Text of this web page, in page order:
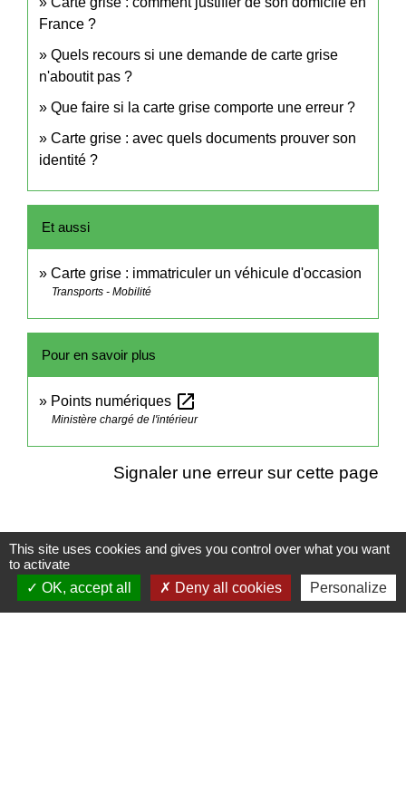
France ?
Quels recours si une demande de carte grise
n'aboutit pas ?
Que faire si la carte grise comporte une erreur ?
Carte grise : avec quels documents prouver son
identité ?
Et aussi
Carte grise : immatriculer un véhicule d'occasion
Transports - Mobilité
Pour en savoir plus
Points numériques open_in_new
Ministère chargé de l'intérieur
Signaler une erreur sur cette page
Contacts
Mairie de Cormeray
This site uses cookies and gives you control over what you want
to activate
OK, accept all
Deny all cookies Personalize